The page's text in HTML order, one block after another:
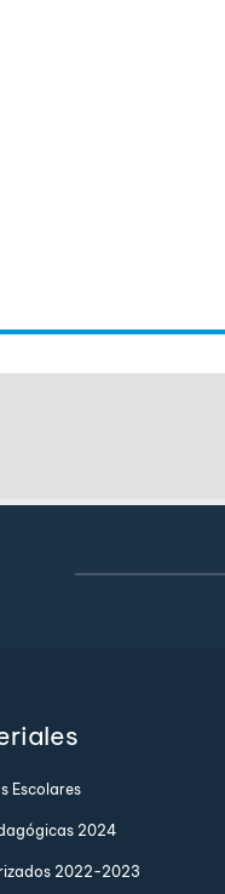
Escolares
2024
2022-2023